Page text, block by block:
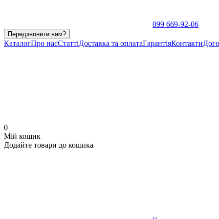
099 669-92-06
Передзвонити вам?
КаталогПро насСтаттіДоставка та оплатаГарантіяКонтакти
0
Мій кошик
Додайте товари до кошика